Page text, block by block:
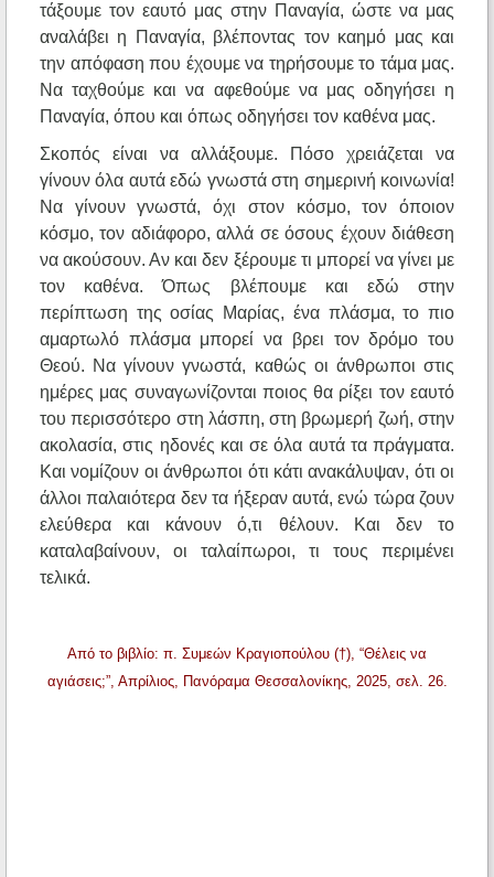
τάξουμε τον εαυτό μας στην Παναγία, ώστε να μας
αναλάβει η Παναγία, βλέποντας τον καημό μας και
την απόφαση που έχουμε να τηρήσουμε το τάμα μας.
Να ταχθούμε και να αφεθούμε να μας οδηγήσει η
Παναγία, όπου και όπως οδηγήσει τον καθένα μας.
Σκοπός είναι να αλλάξουμε. Πόσο χρειάζεται να
γίνουν όλα αυτά εδώ γνωστά στη σημερινή κοινωνία!
Να γίνουν γνωστά, όχι στον κόσμο, τον όποιον
κόσμο, τον αδιάφορο, αλλά σε όσους έχουν διάθεση
να ακούσουν. Αν και δεν ξέρουμε τι μπορεί να γίνει με
τον καθένα. Όπως βλέπουμε και εδώ στην
περίπτωση της οσίας Μαρίας, ένα πλάσμα, το πιο
αμαρτωλό πλάσμα μπορεί να βρει τον δρόμο του
Θεού. Να γίνουν γνωστά, καθώς οι άνθρωποι στις
ημέρες μας συναγωνίζονται ποιος θα ρίξει τον εαυτό
του περισσότερο στη λάσπη, στη βρωμερή ζωή, στην
ακολασία, στις ηδονές και σε όλα αυτά τα πράγματα.
Και νομίζουν οι άνθρωποι ότι κάτι ανακάλυψαν, ότι οι
άλλοι παλαιότερα δεν τα ήξεραν αυτά, ενώ τώρα ζουν
ελεύθερα και κάνουν ό,τι θέλουν. Και δεν το
καταλαβαίνουν, οι ταλαίπωροι, τι τους περιμένει
τελικά.
Από το βιβλίο: π. Συμεών Κραγιοπούλου (†), “Θέλεις να
αγιάσεις;”, Απρίλιος, Πανόραμα Θεσσαλονίκης, 2025, σελ. 26.